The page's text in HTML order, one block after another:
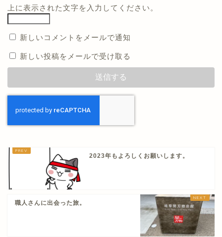
上に表示された文字を入力してください。
新しいコメントをメールで通知
新しい投稿をメールで受け取る
2023年もよろしくお願いします。
職人さんに出会った旅。